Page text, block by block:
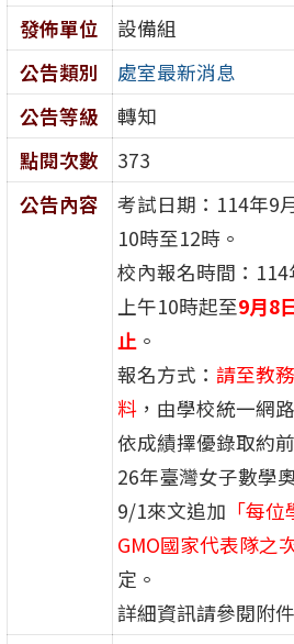
發佈單位
設備組
公告類別
處室最新消息
公告等級
轉知
點閱次數
373
公告內容
考試日期：114年9
10時至12時。
校內報名時間：114
上午10時起至9月8
止。
報名方式： 請至教
料，由學校統一網
依成績擇優錄取約
26年臺灣女子數學
9/1來文追加 「每
GMO國家代表隊之
定。
詳細資訊請參閱附